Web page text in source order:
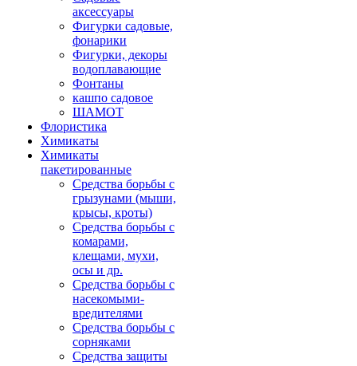
аксессуары
Фигурки садовые,
фонарики
Фигурки, декоры
водоплавающие
Фонтаны
кашпо садовое
ШАМОТ
Флористика
Химикаты
Химикаты
пакетированные
Средства борьбы с
грызунами (мыши,
крысы, кроты)
Средства борьбы с
комарами,
клещами, мухи,
осы и др.
Средства борьбы с
насекомыми-
вредителями
Средства борьбы с
сорняками
Средства защиты